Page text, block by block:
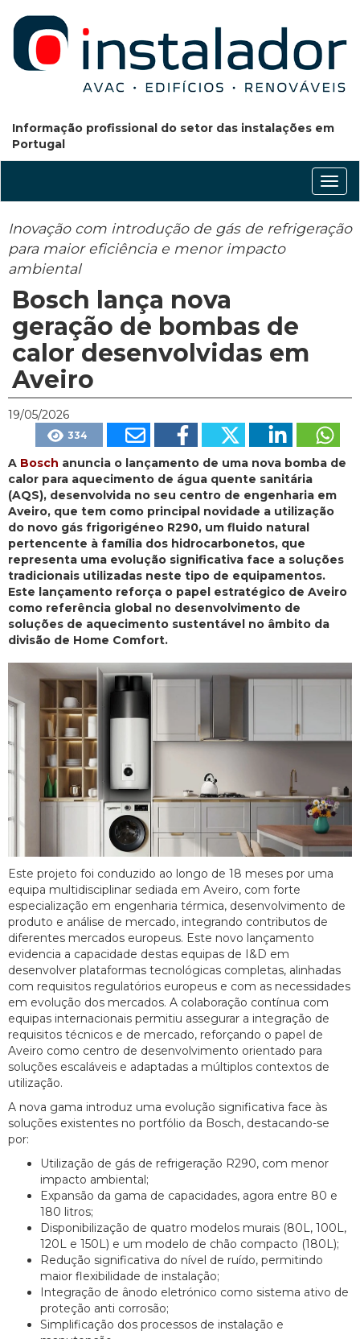
Informação profissional do setor das instalações em
Portugal
Inovação com introdução de gás de refrigeração
para maior eficiência e menor impacto
ambiental
Bosch lança nova
geração de bombas de
calor desenvolvidas em
Aveiro
19/05/2026
334
A Bosch anuncia o lançamento de uma nova bomba de
calor para aquecimento de água quente sanitária
(AQS), desenvolvida no seu centro de engenharia em
Aveiro, que tem como principal novidade a utilização
do novo gás frigorigéneo R290, um fluido natural
pertencente à família dos hidrocarbonetos, que
representa uma evolução significativa face a soluções
tradicionais utilizadas neste tipo de equipamentos.
Este lançamento reforça o papel estratégico de Aveiro
como referência global no desenvolvimento de
soluções de aquecimento sustentável no âmbito da
divisão de Home Comfort.
Este projeto foi conduzido ao longo de 18 meses por uma
equipa multidisciplinar sediada em Aveiro, com forte
especialização em engenharia térmica, desenvolvimento de
produto e análise de mercado, integrando contributos de
diferentes mercados europeus. Este novo lançamento
evidencia a capacidade destas equipas de I&D em
desenvolver plataformas tecnológicas completas, alinhadas
com requisitos regulatórios europeus e com as necessidades
em evolução dos mercados. A colaboração contínua com
equipas internacionais permitiu assegurar a integração de
requisitos técnicos e de mercado, reforçando o papel de
Aveiro como centro de desenvolvimento orientado para
soluções escaláveis e adaptadas a múltiplos contextos de
utilização.
A nova gama introduz uma evolução significativa face às
soluções existentes no portfólio da Bosch, destacando-se
por:
Utilização de gás de refrigeração R290, com menor
impacto ambiental;
Expansão da gama de capacidades, agora entre 80 e
180 litros;
Disponibilização de quatro modelos murais (80L, 100L,
120L e 150L) e um modelo de chão compacto (180L);
Redução significativa do nível de ruído, permitindo
maior flexibilidade de instalação;
Integração de ânodo eletrónico como sistema ativo de
proteção anti corrosão;
Simplificação dos processos de instalação e